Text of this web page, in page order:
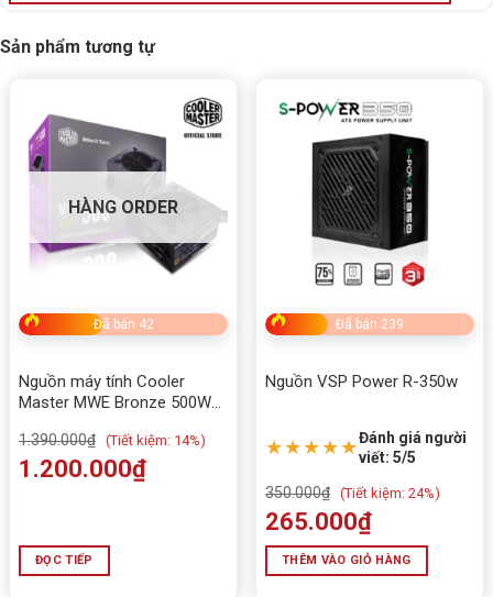
Công suất thực
250W
Đường +12V
Quạt làm mát
Điện áp đầu vào
Tần số
Cáp Mainboard
20+4 Pin
PCIe
1 x 6 Pin
SATA
3 cổng
Molex (ATA)
Công nghệ bảo vệ
OPP,
Màu sắc dây
Sản phẩm tương tự
HÀNG ORDER
Đã bán 42
Nguồn máy tính Cooler
Master MWE Bronze 500W
Bronze
1.390.000₫ (Tiết kiệm: 14%)
1.200.000₫
ĐỌC TIẾP
Đã bán 239
Nguồn VSP Power R-350w
★★★★★Đánh giá người
viết: 5/5
350.000₫ (Tiết kiệm: 24%)
265.000₫
THÊM VÀO GIỎ HÀNG